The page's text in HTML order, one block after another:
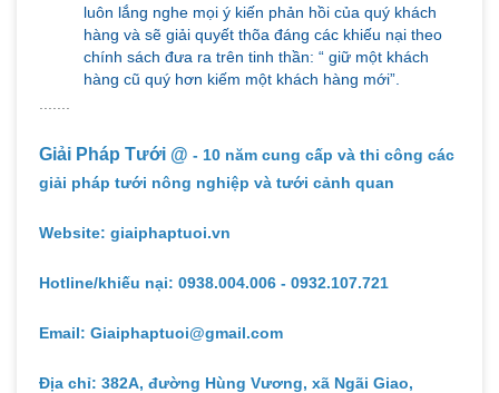
luôn lắng nghe mọi ý kiến phản hồi của quý khách
hàng và sẽ giải quyết thõa đáng các khiếu nại theo
chính sách đưa ra trên tinh thần: “ giữ một khách
hàng cũ quý hơn kiếm một khách hàng mới”.
Giải Pháp Tưới @ - 10 năm cung cấp và thi công các
giải pháp tưới nông nghiệp và tưới cảnh quan
Website: giaiphaptuoi.vn
Hotline/khiếu nại: 0938.004.006 - 0932.107.721
Email: Giaiphaptuoi@gmail.com
Địa chỉ: 382A, đường Hùng Vương, xã Ngãi Giao,